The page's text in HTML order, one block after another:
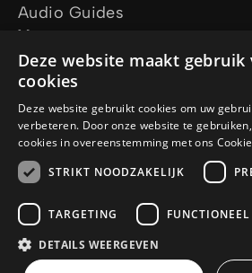
Audio Guides
Vraag ons
Ik wil gebed
Ik heb een vraag
Vraag een gratis Bijbel aan
Volg ons
Deze website maakt gebruik
cookies
Deze website gebruikt cookies om uw
verbeteren. Door onze website te
cookies in overeenstemming met ons
STRIKT NOODZAKELIJK
TARGETING FUNCTIONEEL
DETAILS WEERGEVEN